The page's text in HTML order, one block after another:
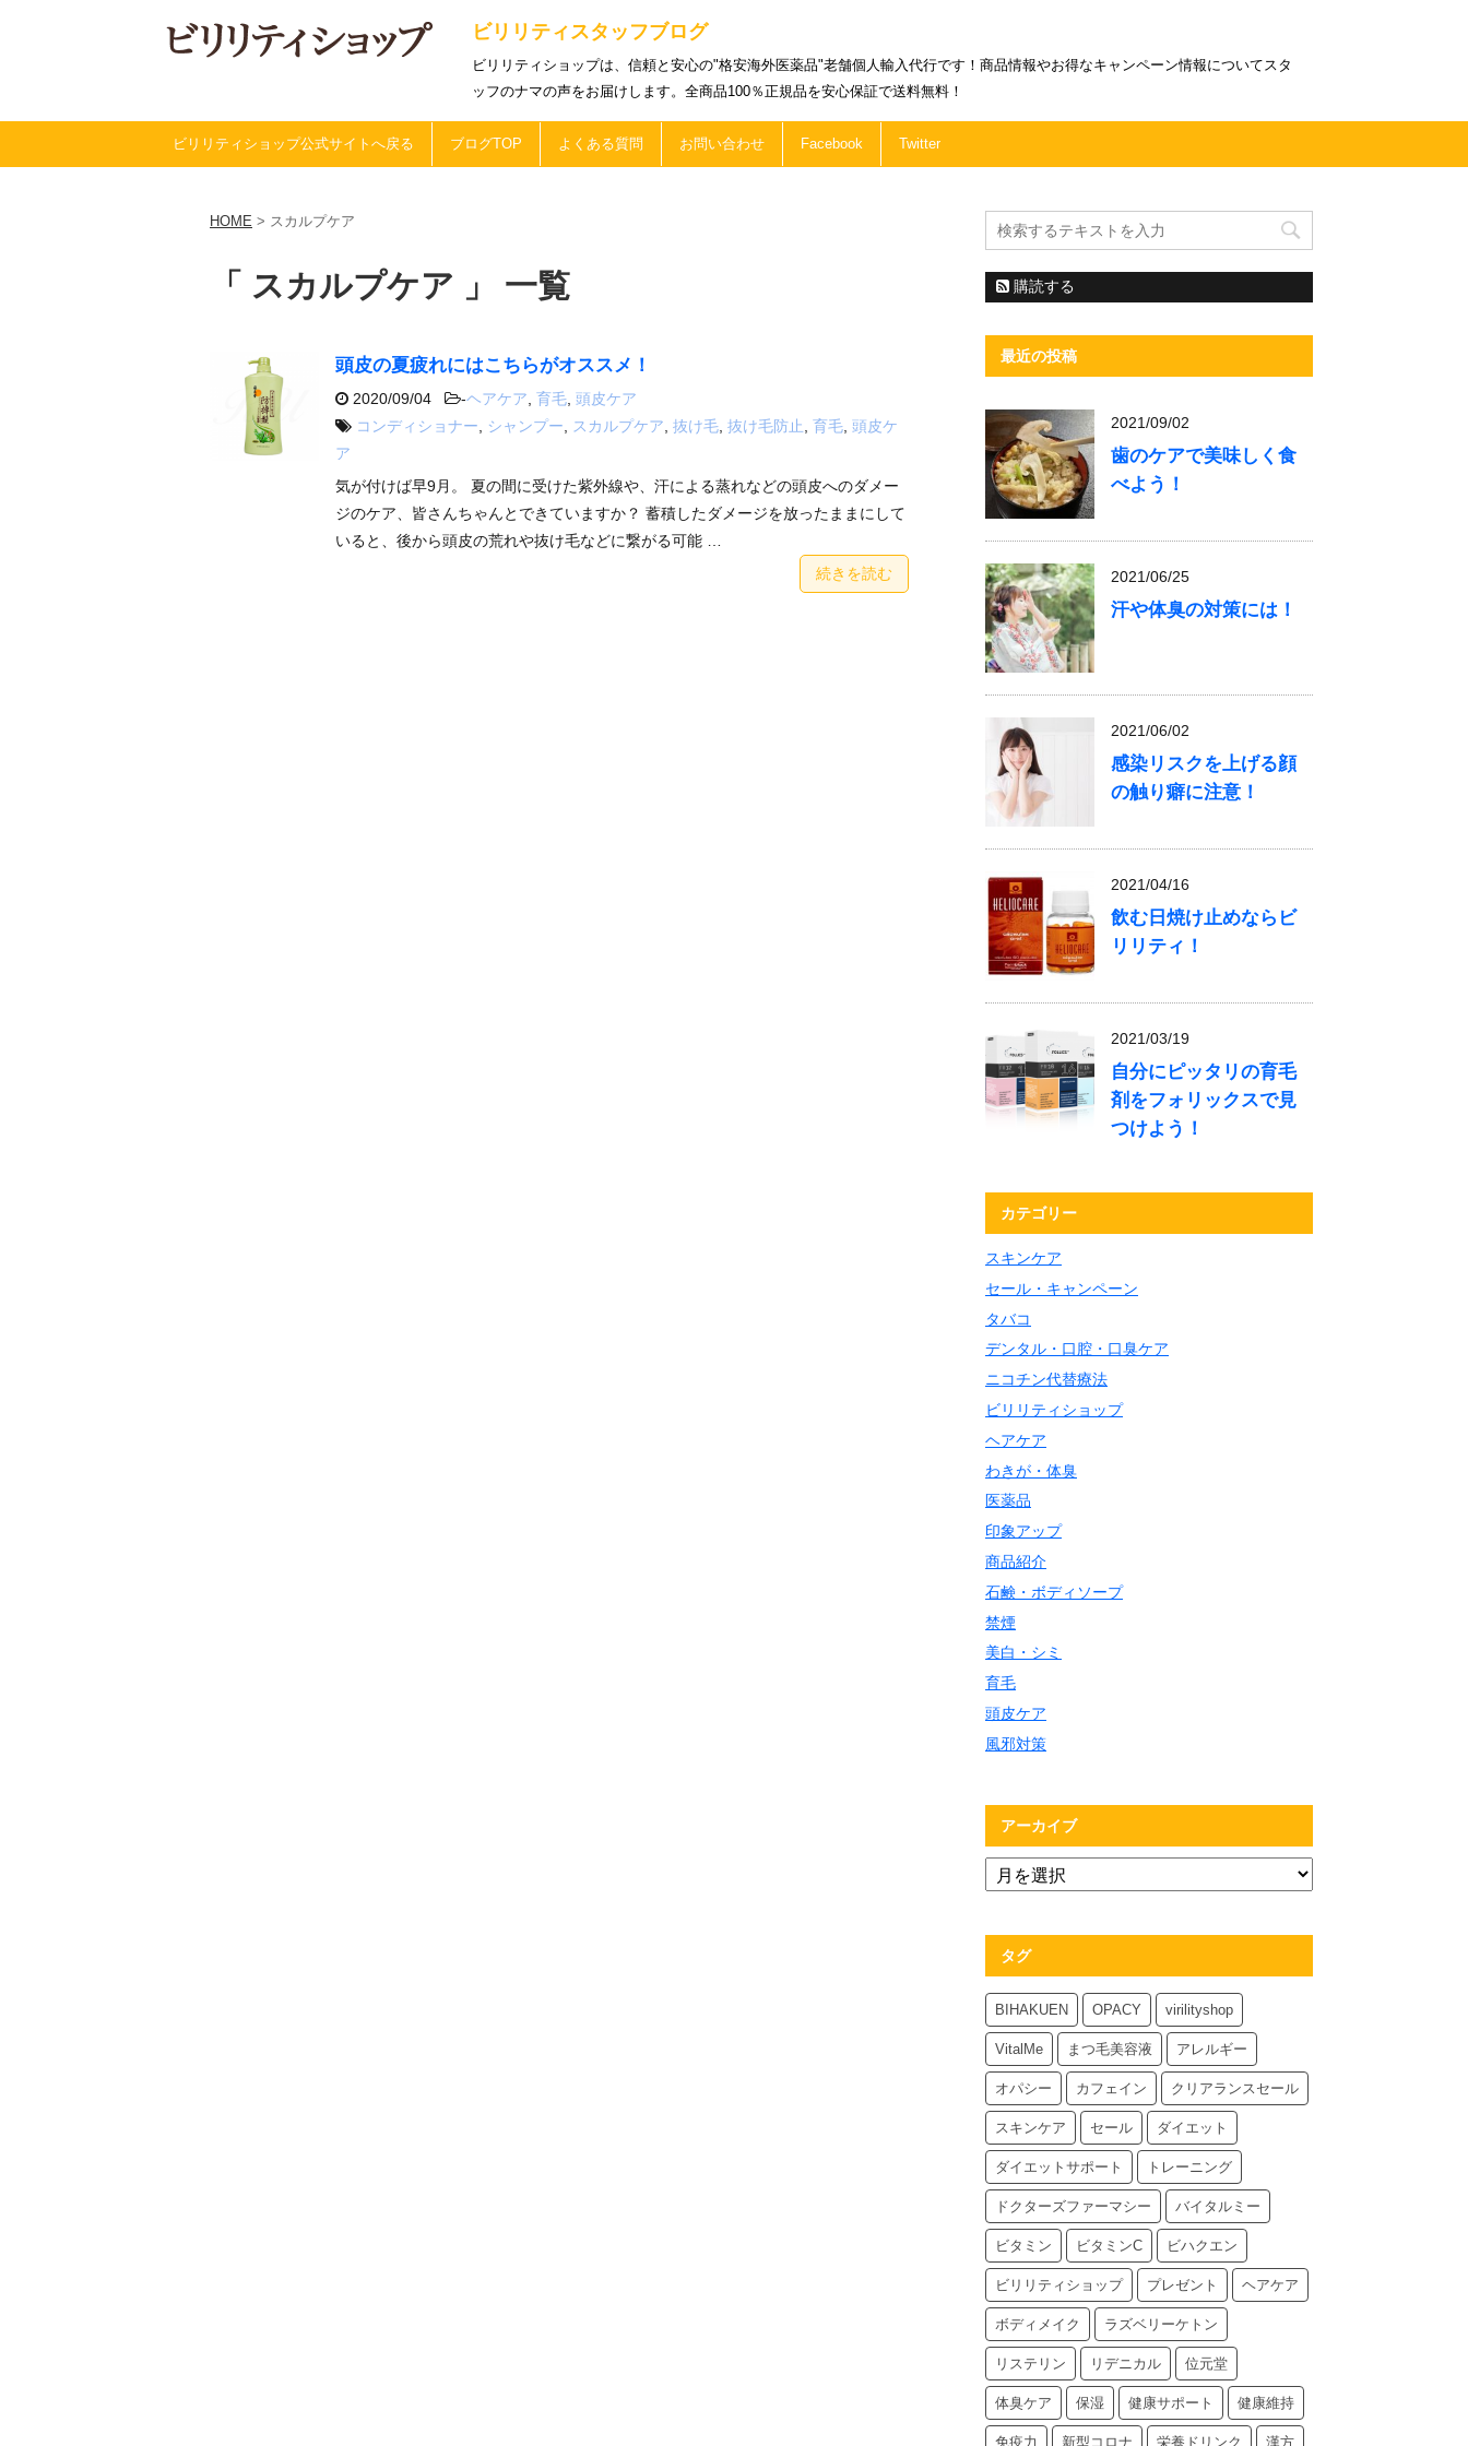
ビリリティスタッフブログ
ビリリティショップは、信頼と安心の"格安海外医薬品"老舗個人輸入代行です！商品情報やお得なキャンペーン情報についてスタ
ッフのナマの声をお届けします。全商品100％正規品を安心保証で送料無料！
ビリリティショップ公式サイトへ戻る ブログTOP よくある質問 お問い合わせ Facebook Twitter
HOME > スカルプケア
「 スカルプケア 」 一覧
頭皮の夏疲れにはこちらがオススメ！
2020/09/04 -ヘアケア 育毛 頭皮ケア
コンディショナー
シャンプー スカルプケア 抜け毛 抜け毛防止 育毛 頭皮ケ
ア
気が付けば早9月。 夏の間に受けた紫外線や、汗による蒸れなどの頭皮へのダメー
ジのケア、皆さんちゃんとできていますか？ 蓄積したダメージを放ったままにして
いると、後から頭皮の荒れや抜け毛などに繋がる可能 …
続きを読む
購読する
最近の投稿
2021/09/02
歯のケアで美味しく食
べよう！
2021/06/25
汗や体臭の対策には！
2021/06/02
感染リスクを上げる顔
の触り癖に注意！
2021/04/16
飲む日焼け止めならビ
リリティ！
2021/03/19
自分にピッタリの育毛
剤をフォリックスで見
つけよう！
カテゴリー
スキンケア
セール・キャンペーン
タバコ
デンタル・口腔・口臭ケア
ニコチン代替療法
ビリリティショップ
ヘアケア
わきが・体臭
医薬品
印象アップ
商品紹介
石鹸・ボディソープ
禁煙
美白・シミ
育毛
頭皮ケア
風邪対策
アーカイブ
タグ
BIHAKUEN OPACY virilityshop
VitalMe まつ毛美容液 アレルギー
オパシー カフェイン クリアランスセール
スキンケア セール ダイエット
ダイエットサポート トレーニング
ドクターズファーマシー バイタルミー
ビタミン ビタミンC ビハクエン
ビリリティショップ プレゼント ヘアケア
ボディメイク ラズベリーケトン
リステリン リデニカル 位元堂
体臭ケア 保湿 健康サポート 健康維持
免疫力 新型コロナ 栄養ドリンク 漢方